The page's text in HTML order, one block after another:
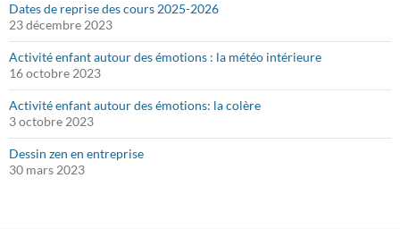
Dates de reprise des cours 2025-2026
23 décembre 2023
Activité enfant autour des émotions : la météo intérieure
16 octobre 2023
Activité enfant autour des émotions: la colère
3 octobre 2023
Dessin zen en entreprise
30 mars 2023